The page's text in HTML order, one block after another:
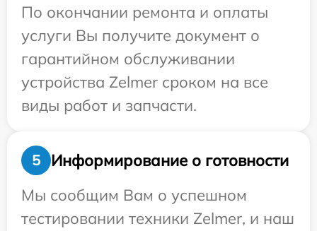
По окончании ремонта и оплаты
услуги Вы получите документ о
гарантийном обслуживании
устройства Zelmer сроком на все
виды работ и запчасти.
5
Информирование о готовности
Мы сообщим Вам о успешном
тестировании техники Zelmer, и наш